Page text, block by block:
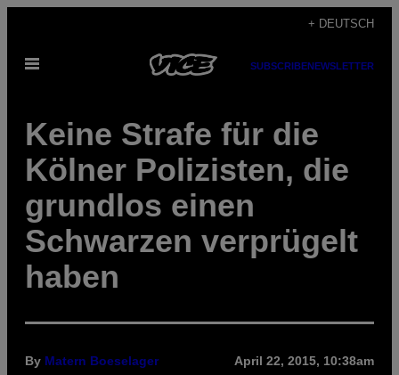
content
+ DEUTSCH
Open
SUBSCRIBENEWSLETTER
Keine Strafe für die
Kölner Polizisten, die
grundlos einen
Schwarzen verprügelt
haben
By Matern Boeselager April 22, 2015, 10:38am